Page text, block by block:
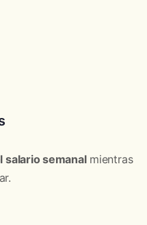
semanalmientras